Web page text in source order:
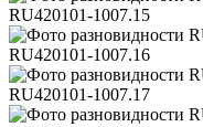
RU420101-1007.15
RU420101-1007.16
RU420101-1007.17